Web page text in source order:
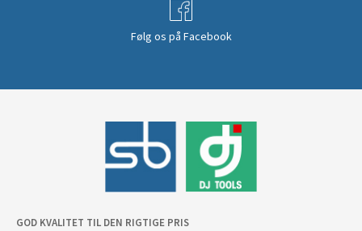
Følg os på Facebook
GOD KVALITET TIL DEN RIGTIGE PRIS